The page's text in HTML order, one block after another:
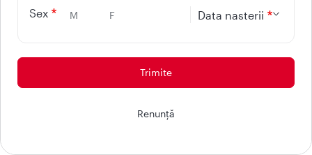
alte informaţii
Un comprimat de Natrixam 1,5 mg/5 mg conţine
Sex M F Data nasterii
Renunţă
Ai nevoie de ajutor? Discuta cu